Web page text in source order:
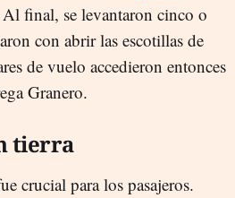
final, se levantaron cinco o
con abrir las escotillas de
de vuelo accedieron entonces
Granero.
tierra
crucial para los pasajeros.